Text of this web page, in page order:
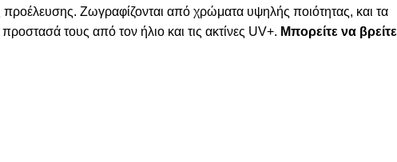
Ζωγραφίζονται από χρώματα υψηλής ποιότητας, και τα
τους από τον ήλιο και τις ακτίνες UV+. Μπορείτε να βρείτε